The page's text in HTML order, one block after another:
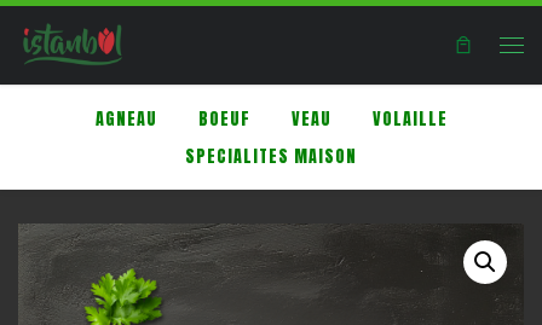
Skip to content
AGNEAU BOEUF VEAU
VOLAILLE
SPECIALITES MAISON